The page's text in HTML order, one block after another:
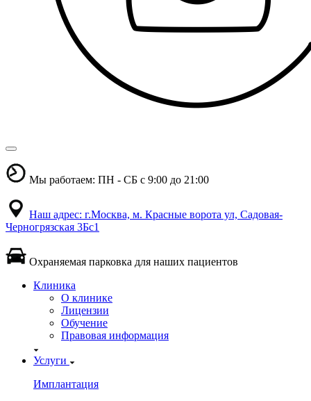
Мы работаем: ПН - СБ с 9:00 до 21:00
Наш адрес: г.Москва, м. Красные ворота ул, Садовая-
Черногрязская 3Бс1
Охраняемая парковка для наших пациентов
Клиника
О клинике
Лицензии
Обучение
Правовая информация
Услуги
Имплантация